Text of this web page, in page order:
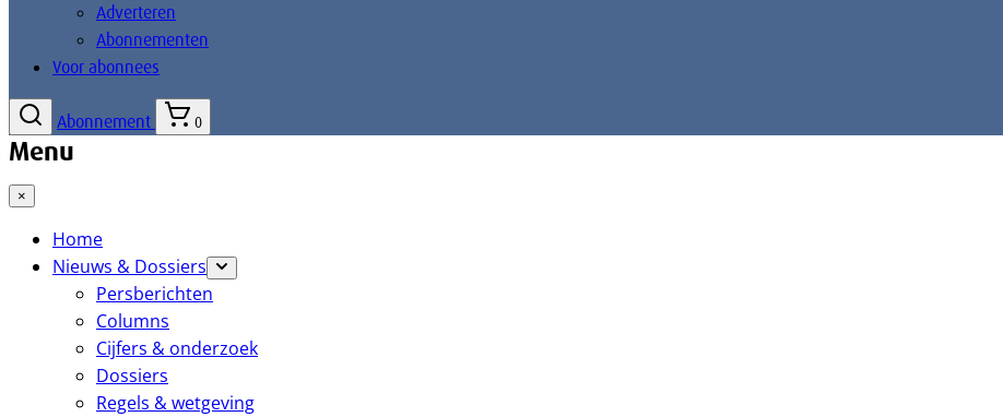
Adverteren
Abonnementen
Voor abonnees
Abonnement 0
Menu
×
Home
Nieuws & Dossiers
Persberichten
Columns
Cijfers & onderzoek
Dossiers
Regels & wetgeving